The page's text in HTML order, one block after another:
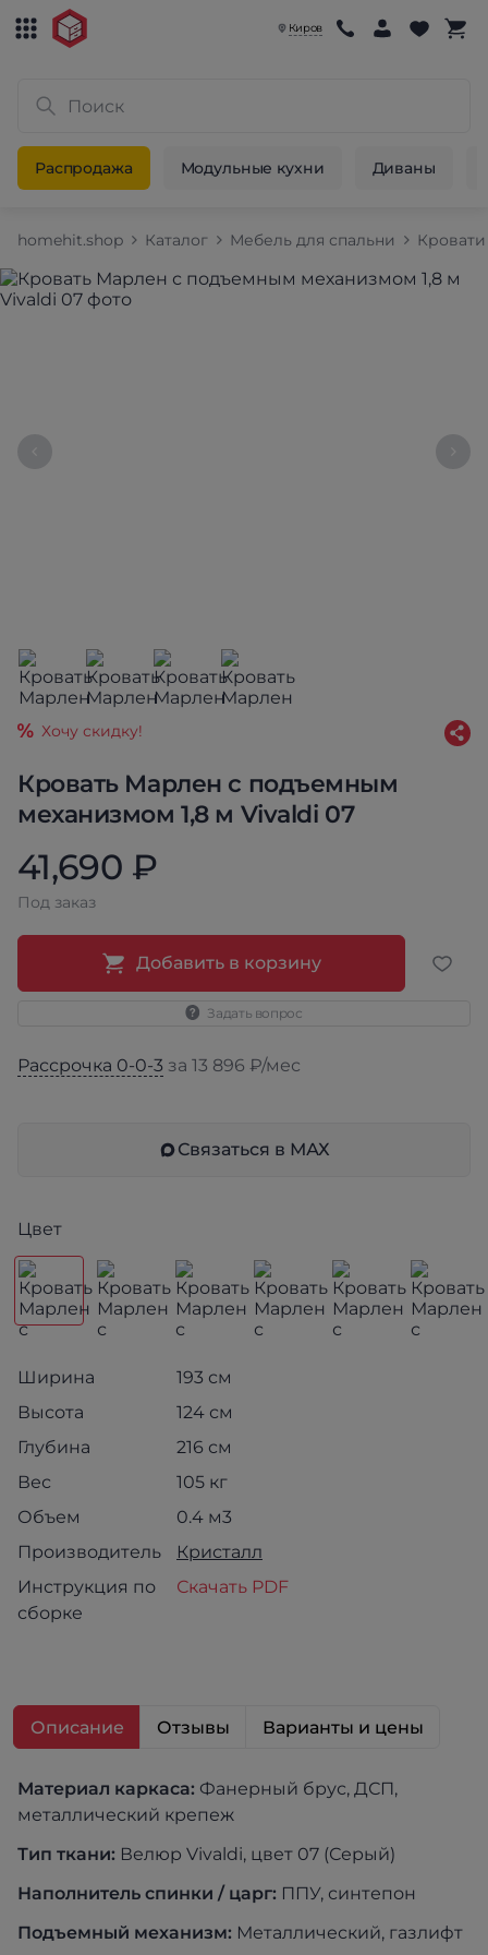
Киров
Распродажа Модульные кухни Диваны
homehit.shop Каталог Мебель для спальни Кровати
Кровать Марлен с подъемным
механизмом 1,8 м Vivaldi 07
Хочу скидку!
41,690 ₽
Под заказ
Добавить в корзину
Задать вопрос
Рассрочка 0-0-3 за 13 896 ₽/мес
Связаться в МАХ
Цвет
Ширина
193 см
Высота
124 см
Глубина
216 см
Вес
105 кг
Объем
0.4 м3
Производитель
Кристалл
Инструкция по
сборке
Скачать PDF
Описание Отзывы Варианты и цены
Материал каркаса: Фанерный брус, ДСП,
металлический крепеж
Тип ткани: Велюр Vivaldi, цвет 07 (Серый)
Наполнитель спинки / царг: ППУ, синтепон
Подъемный механизм: Металлический, газлифт